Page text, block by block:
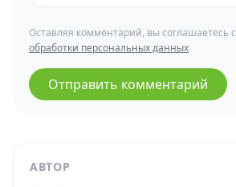
АВТОР
Оставляя комментарий, вы соглашаетесь с
обработки персональных данных
Отправить комментарий